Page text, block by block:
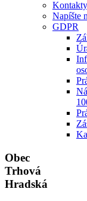
Napíšte
GDPR
Obec
Trhová
Hradská